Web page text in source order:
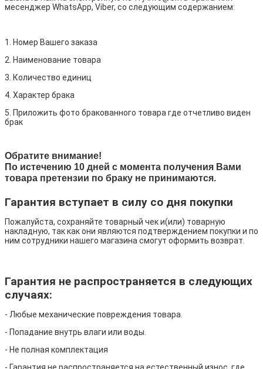
месенджер WhatsApp, Viber, со следующим содержанием:
1. Номер Вашего заказа
2. Наименование товара
3. Количество единиц
4. Характер брака
5. Приложить фото бракованного товара где отчетливо виден
брак
Обратите внимание!
По истечению 10 дней с момента получения Вами
товара претензии по браку не принимаются.
Гарантия вступает в силу со дня покупки
Пожалуйста, сохраняйте товарный чек и(или) товарную
накладную, так как они являются подтверждением покупки и по
ним сотрудники нашего магазина смогут оформить возврат.
Гарантия не распространяется в следующих
случаях:
- Любые механические повреждения товара.
- Попадание внутрь влаги или воды.
- Не полная комплектация